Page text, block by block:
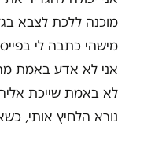
מוכנה ללכת לצבא
מישהי כתבה לי
אני לא אדע באמת
לא באמת שייכת
נורא הלחיץ אותי,